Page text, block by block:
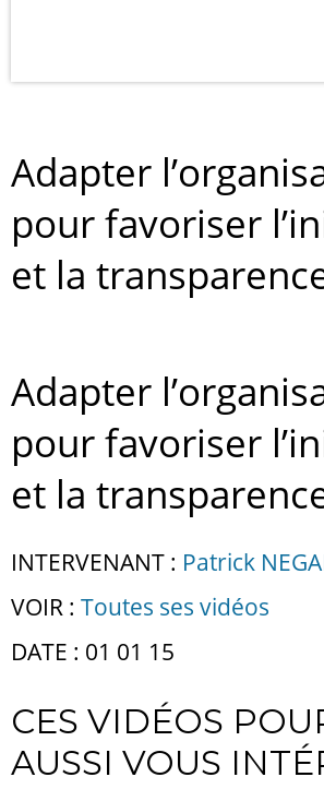
Adapter
pour favoriser
et la
Adapter
pour favoriser
et la
INTERVENANT : Patrick
VOIR : Toutes ses vidéos
DATE : 01 01 15
CES VIDÉOS
AUSSI VOUS